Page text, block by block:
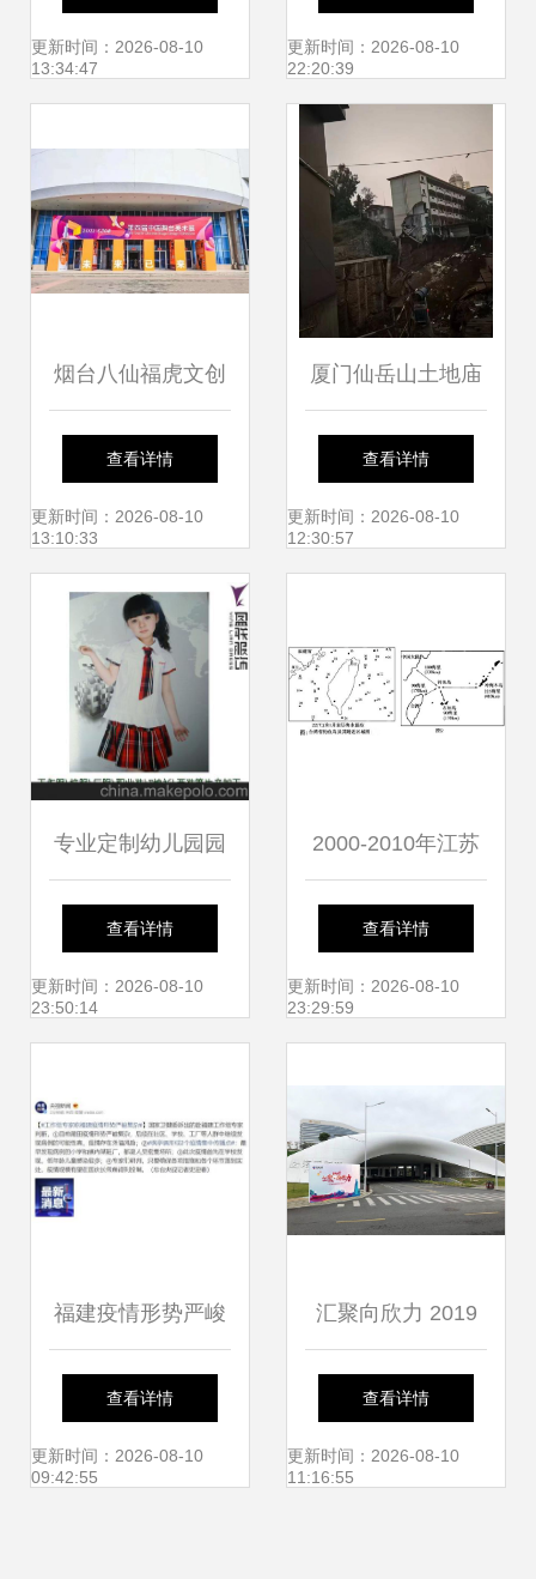
南
更新时间：2026-08-10
13:34:47
销策划的创新融合
更新时间：2026-08-10
22:20:39
烟台八仙福虎文创
产品亮相第四届中
国舞台美术展，厦
门市仙岳小学参与
互动
查看详情
更新时间：2026-08-10
13:10:33
厦门仙岳山土地庙
灵验背后的香火与
祈愿
查看详情
更新时间：2026-08-10
12:30:57
专业定制幼儿园园
服、小学生校服与
表演服装——厦门
门市仙岳小学
查看详情
更新时间：2026-08-10
23:50:14
2000-2010年江苏
某城市工厂数量空
间变化分析
查看详情
更新时间：2026-08-10
23:29:59
福建疫情形势严峻
复杂 全国新增49
例，厦门仙岳小学
查看详情
更新时间：2026-08-10
09:42:55
汇聚向欣力 2019
翔业集团新春欢乐
夜厦门主会场玩转
查看详情
更新时间：2026-08-10
11:16:55